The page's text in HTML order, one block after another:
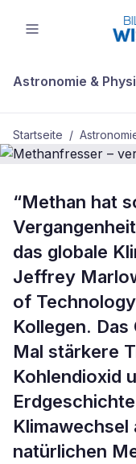
Astronomie &
Startseite /
Kalkgestein
“Methan hat
das globale
Jeffrey
of
Kollegen. Das
Mal stärkere
Kohlendioxid
Klimawechsel
natürlichen